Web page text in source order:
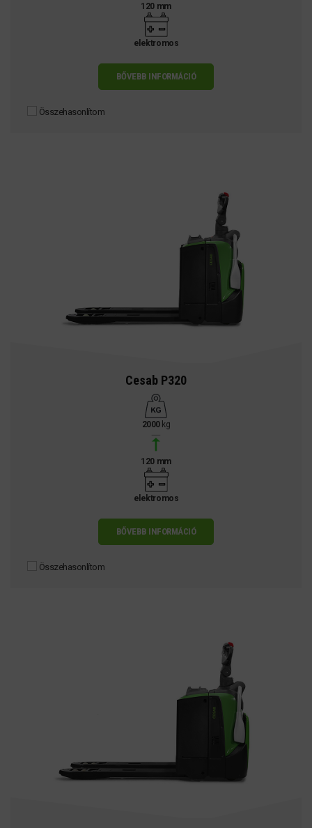
120 mm
elektromos
BŐVEBB INFORMÁCIÓ
Összehasonlítom
Cesab P320
2000kg
120 mm
elektromos
BŐVEBB INFORMÁCIÓ
Összehasonlítom